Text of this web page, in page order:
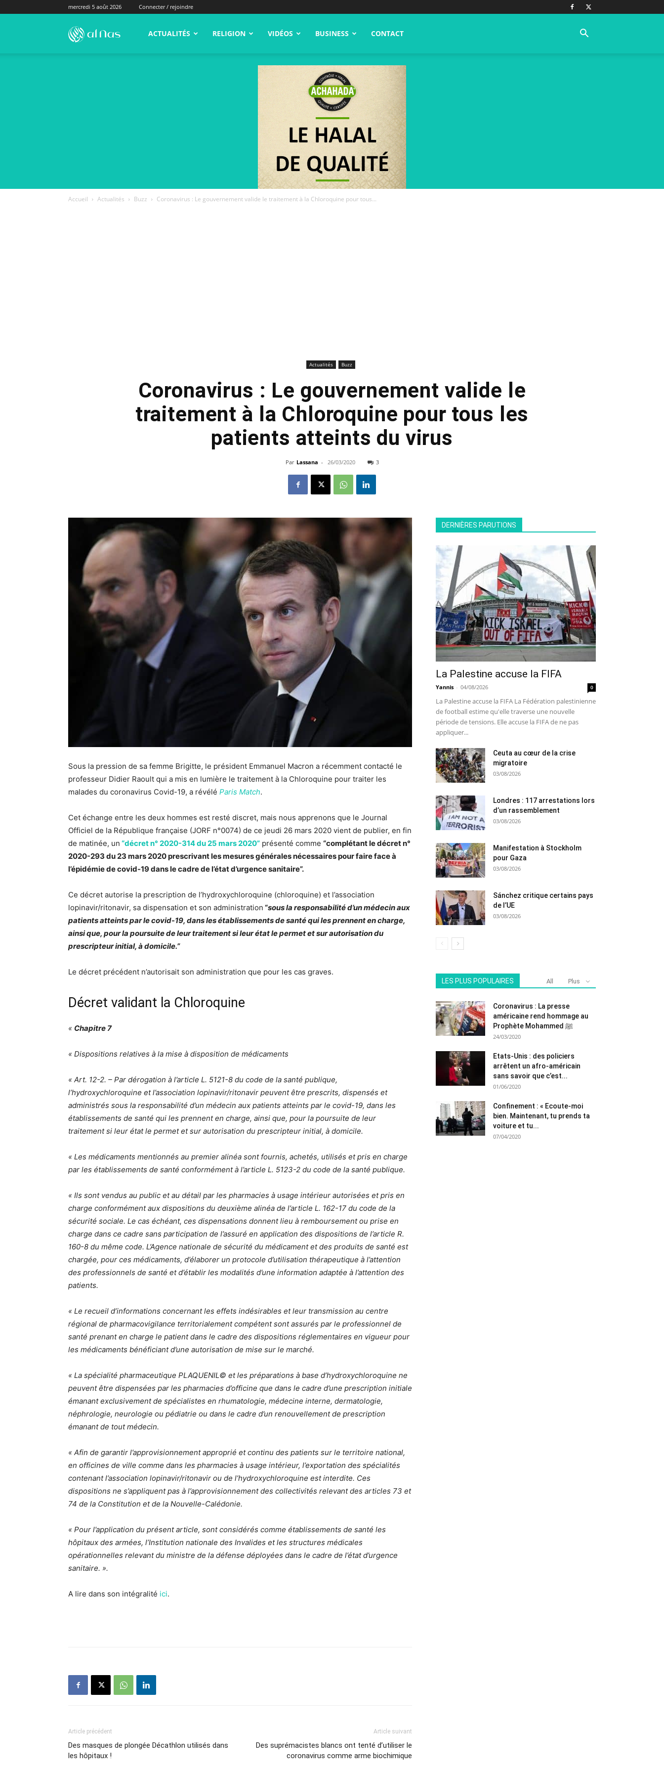
mercredi 5 août 2026 Connecter / rejoindre
alNas.fr ACTUALITÉS RELIGION VIDÉOS BUSINESS CONTACT
Accueil Actualités Buzz Coronavirus : Le gouvernement valide le traitement à la Chloroquine pour tous...
Actualités Buzz
Coronavirus : Le gouvernement valide le
traitement à la Chloroquine pour tous les
patients atteints du virus
Par Lassana - 26/03/2020 3
Sous la pression de sa femme Brigitte, le président Emmanuel Macron a récemment contacté le
professeur Didier Raoult qui a mis en lumière le traitement à la Chloroquine pour traiter les
malades du coronavirus Covid-19, a révélé Paris Match.
Cet échange entre les deux hommes est resté discret, mais nous apprenons que le Journal
Officiel de la République française (JORF n°0074) de ce jeudi 26 mars 2020 vient de publier, en fin
de matinée, un “décret n° 2020-314 du 25 mars 2020” présenté comme “complétant le décret n°
2020-293 du 23 mars 2020 prescrivant les mesures générales nécessaires pour faire face à
l’épidémie de covid-19 dans le cadre de l’état d’urgence sanitaire”.
Ce décret autorise la prescription de l’hydroxychloroquine (chloroquine) et l’association
lopinavir/ritonavir, sa dispensation et son administration “sous la responsabilité d’un médecin aux
patients atteints par le covid-19, dans les établissements de santé qui les prennent en charge,
ainsi que, pour la poursuite de leur traitement si leur état le permet et sur autorisation du
prescripteur initial, à domicile.”
Le décret précédent n’autorisait son administration que pour les cas graves.
Décret validant la Chloroquine
« Chapitre 7
« Dispositions relatives à la mise à disposition de médicaments
« Art. 12-2. – Par dérogation à l’article L. 5121-8 du code de la santé publique,
l’hydroxychloroquine et l’association lopinavir/ritonavir peuvent être prescrits, dispensés et
administrés sous la responsabilité d’un médecin aux patients atteints par le covid-19, dans les
établissements de santé qui les prennent en charge, ainsi que, pour la poursuite de leur
traitement si leur état le permet et sur autorisation du prescripteur initial, à domicile.
« Les médicaments mentionnés au premier alinéa sont fournis, achetés, utilisés et pris en charge
par les établissements de santé conformément à l’article L. 5123-2 du code de la santé publique.
« Ils sont vendus au public et au détail par les pharmacies à usage intérieur autorisées et pris en
charge conformément aux dispositions du deuxième alinéa de l’article L. 162-17 du code de la
sécurité sociale. Le cas échéant, ces dispensations donnent lieu à remboursement ou prise en
charge dans ce cadre sans participation de l’assuré en application des dispositions de l’article R.
160-8 du même code. L’Agence nationale de sécurité du médicament et des produits de santé est
chargée, pour ces médicaments, d’élaborer un protocole d’utilisation thérapeutique à l’attention
des professionnels de santé et d’établir les modalités d’une information adaptée à l’attention des
patients.
« Le recueil d’informations concernant les effets indésirables et leur transmission au centre
régional de pharmacovigilance territorialement compétent sont assurés par le professionnel de
santé prenant en charge le patient dans le cadre des dispositions réglementaires en vigueur pour
les médicaments bénéficiant d’une autorisation de mise sur le marché.
« La spécialité pharmaceutique PLAQUENIL© et les préparations à base d’hydroxychloroquine ne
peuvent être dispensées par les pharmacies d’officine que dans le cadre d’une prescription initiale
émanant exclusivement de spécialistes en rhumatologie, médecine interne, dermatologie,
néphrologie, neurologie ou pédiatrie ou dans le cadre d’un renouvellement de prescription
émanant de tout médecin.
« Afin de garantir l’approvisionnement approprié et continu des patients sur le territoire national,
en officines de ville comme dans les pharmacies à usage intérieur, l’exportation des spécialités
contenant l’association lopinavir/ritonavir ou de l’hydroxychloroquine est interdite. Ces
dispositions ne s’appliquent pas à l’approvisionnement des collectivités relevant des articles 73 et
74 de la Constitution et de la Nouvelle-Calédonie.
« Pour l’application du présent article, sont considérés comme établissements de santé les
hôpitaux des armées, l’Institution nationale des Invalides et les structures médicales
opérationnelles relevant du ministre de la défense déployées dans le cadre de l’état d’urgence
sanitaire. ».
A lire dans son intégralité ici.
Article précédent
Des masques de plongée Décathlon utilisés dans
les hôpitaux !
Article suivant
Des suprémacistes blancs ont tenté d’utiliser le
coronavirus comme arme biochimique
DERNIÈRES PARUTIONS
La Palestine accuse la FIFA
Yannis - 04/08/2026 0
La Palestine accuse la FIFA La Fédération palestinienne
de football estime qu'elle traverse une nouvelle
période de tensions. Elle accuse la FIFA de ne pas
appliquer...
Ceuta au cœur de la crise
migratoire
03/08/2026
Londres : 117 arrestations lors
d’un rassemblement
03/08/2026
Manifestation à Stockholm
pour Gaza
03/08/2026
Sánchez critique certains pays
de l’UE
03/08/2026
LES PLUS POPULAIRES All Plus
Coronavirus : La presse
américaine rend hommage au
Prophète Mohammed ﷺ
24/03/2020
Etats-Unis : des policiers
arrêtent un afro-américain
sans savoir que c’est...
01/06/2020
Confinement : « Ecoute-moi
bien. Maintenant, tu prends ta
voiture et tu...
07/04/2020